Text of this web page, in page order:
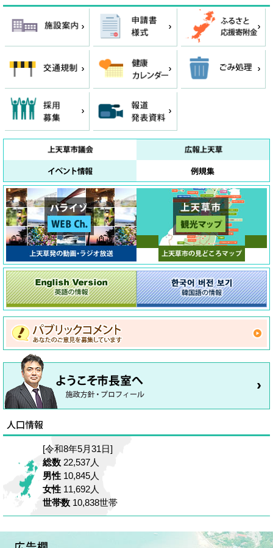
[令和8年5月31日]
総数 22,537人
男性 10,845人
女性 11,692人
世帯数 10,838世帯